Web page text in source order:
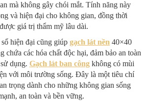
mà không gây chói mắt. Tính năng này
và hiện đại cho không gian, đồng thời
giá trị thẩm mỹ lâu dài.
hiện đại cũng giúp gạch lát nền 40×40
các hóa chất độc hại, đảm bảo an toàn
dụng. Gạch lát ban công không có mùi
với môi trường sống. Đây là một tiêu chí
trọng dành cho những không gian sống
an toàn và bền vững.